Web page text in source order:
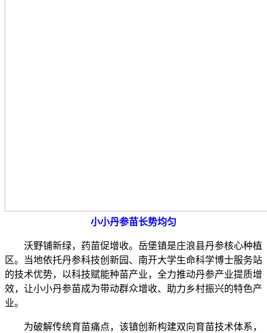
小小丹参苗长势均匀
沃野铺新绿，药苗促增收。岳堡镇是庄浪县丹参核心种植
区。当地依托丹参科技创新园、南开大学生命科学博士服务站
的技术优势，以科技赋能种苗产业，全力推动丹参产业提质增
效，让小小丹参苗成为带动群众增收、助力乡村振兴的特色产
业。
为破解传统育苗痛点，该镇创新构建双向育苗技术体系，